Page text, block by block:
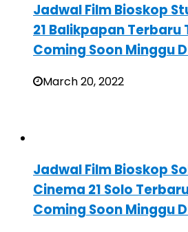
Jadwal Film Bioskop
21 Balikpapan Terbaru
Coming Soon Minggu
March 20, 2022
Jadwal Film Bioskop
Cinema 21 Solo
Coming Soon Minggu